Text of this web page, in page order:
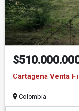
Cartagena Venta
Colombia